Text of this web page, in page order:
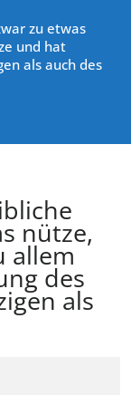
zu etwas
und hat
als auch des
nütze,
allem
des
als